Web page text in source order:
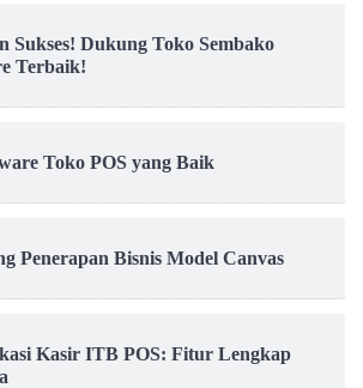
Sukses! Dukung Toko Sembako
Terbaik!
Toko POS yang Baik
Penerapan Bisnis Model Canvas
Kasir ITB POS: Fitur Lengkap